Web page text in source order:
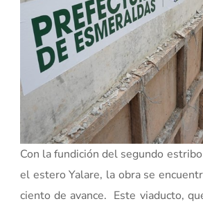
Con la fundición del segundo
el estero Yalare, la obra se
ciento de avance. Este viaducto,